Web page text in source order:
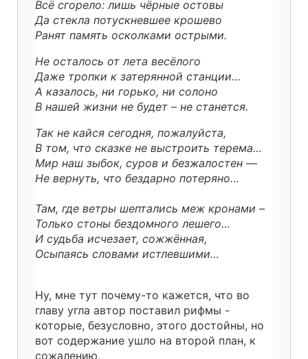
Всё сгорело: лишь чёрные остовы
Да стекла потускневшее крошево
Ранят память осколками острыми.
Не осталось от лета весёлого
Даже тропки к затерянной станции…
А казалось, ни горько, ни солоно
В нашей жизни не будет – не станется.
Так не кайся сегодня, пожалуйста,
В том, что сказке не выстроить терема…
Мир наш зыбок, суров и безжалостен —
Не вернуть, что бездарно потеряно…
Там, где ветры шептались меж кронами –
Только стоны бездомного лешего…
И судьба исчезает, сожжённая,
Осыпаясь словами истлевшими…
Ну, мне тут почему-то кажется, что во
главу угла автор поставил рифмы -
которые, безусловно, этого достойны, но
вот содержание ушло на второй план, к
сожалению.